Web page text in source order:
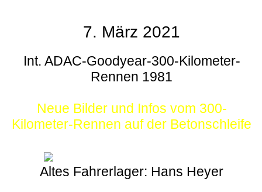
7. März 2021
Int. ADAC-Goodyear-300-Kilometer-
Rennen 1981
Neue Bilder und Infos vom 300-
Kilometer-Rennen auf der Betonschleife
Altes Fahrerlager: Hans Heyer